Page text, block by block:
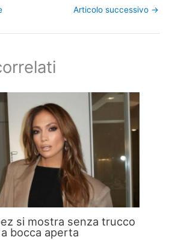
Articolo successivo →
si mostra senza trucco
bocca aperta